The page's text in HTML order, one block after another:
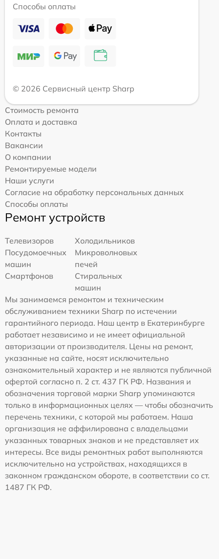
Способы оплаты
© 2026 Сервисный центр Sharp
Стоимость ремонта
Оплата и доставка
Контакты
Вакансии
О компании
Ремонтируемые модели
Наши услуги
Согласие на обработку персональных данных
Способы оплаты
Ремонт устройств
Телевизоров
Холодильников
Посудомоечных
машин
Микроволновых
печей
Смартфонов
Стиральных
машин
Мы занимаемся ремонтом и техническим
обслуживанием техники Sharp по истечении
гарантийного периода. Наш центр в Екатеринбурге
работает независимо и не имеет официальной
авторизации от производителя. Цены на ремонт,
указанные на сайте, носят исключительно
ознакомительный характер и не являются публичной
офертой согласно п. 2 ст. 437 ГК РФ. Названия и
обозначения торговой марки Sharp упоминаются
только в информационных целях — чтобы обозначить
перечень техники, с которой мы работаем. Наша
организация не аффилирована с владельцами
указанных товарных знаков и не представляет их
интересы. Все виды ремонтных работ выполняются
исключительно на устройствах, находящихся в
законном гражданском обороте, в соответствии со ст.
1487 ГК РФ.